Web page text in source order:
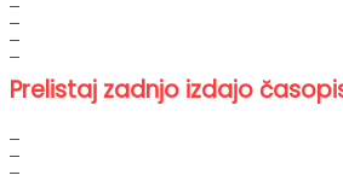
Prelistaj zadnjo izdajo